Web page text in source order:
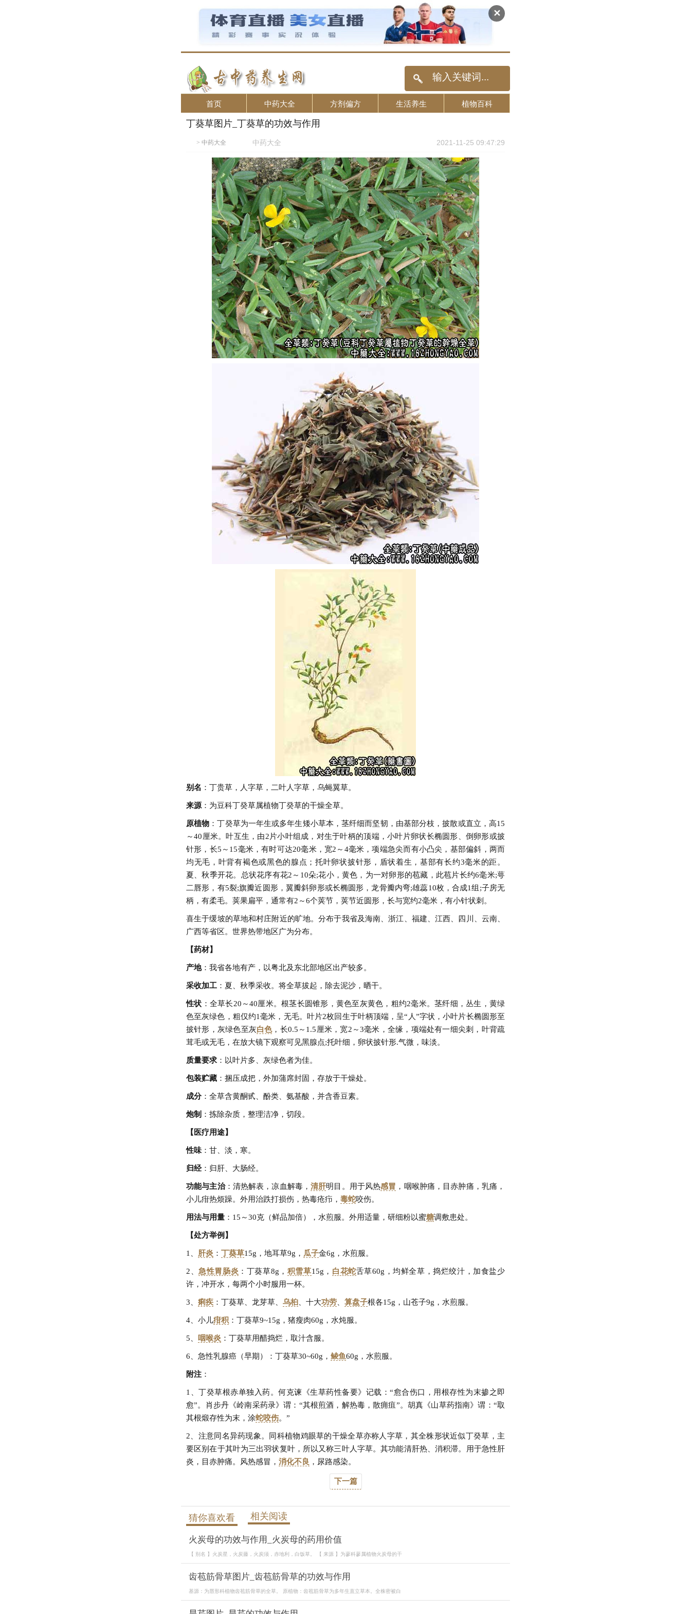
✕
首页 中药大全 方剂偏方 生活养生 植物百科
丁葵草图片_丁葵草的功效与作用
> 中药大全 中药大全 2021-11-25 09:47:29
别名 ：丁贵草，人字草，二叶人字草，乌蝇翼草。
来源 ：为豆科丁癸草属植物丁癸草的干燥全草。
原植物 ：丁癸草为一年生或多年生矮小草本，茎纤细而坚韧，由基部分枝，披散或直立，高15
～40厘米。叶互生，由2片小叶组成，对生于叶柄的顶端，小叶片卵状长椭圆形、倒卵形或披
针形，长5～15毫米，有时可达20毫米，宽2～4毫米，项端急尖而有小凸尖，基部偏斜，两而
均无毛，叶背有褐色或黑色的腺点；托叶卵状披针形，盾状着生，基部有长约3毫米的距。
夏、秋季开花。总状花序有花2～10朵;花小，黄色，为一对卵形的苞藏，此苞片长约6毫米;萼
二唇形，有5裂;旗瓣近圆形，翼瓣斜卵形或长椭圆形，龙骨瓣内弯;雄蕊10枚，合成1组;子房无
柄，有柔毛。荚果扁平，通常有2～6个荚节，荚节近圆形，长与宽约2毫米，有小针状刺。
喜生于缓坡的草地和村庄附近的旷地。分布于我省及海南、浙江、福建、江西、四川、云南、
广西等省区。世界热带地区广为分布。
【药材】
产地：我省各地有产，以粤北及东北部地区出产较多。
采收加工 ：夏、秋季采收。将全草拔起，除去泥沙，晒干。
性状 ：全草长20～40厘米。根茎长圆锥形，黄色至灰黄色，粗约2毫米。茎纤细，丛生，黄绿
色至灰绿色，粗仅约1毫米，无毛。叶片2枚回生于叶柄顶端，呈“人”字状，小叶片长椭圆形至
披针形，灰绿色至灰白色，长0.5～1.5厘米，宽2～3毫米，全缘，项端处有一细尖刺，叶背疏
茸毛或无毛，在放大镜下观察可见黑腺点;托叶细，卵状披针形.气微，味淡。
质量要求 ：以叶片多、灰绿色者为佳。
包装贮藏 ：捆压成把，外加蒲席封固，存放于干燥处。
成分：全草含黄酮甙、酚类、氨基酸，并含香豆素。
炮制 ：拣除杂质，整理洁净，切段。
【医疗用途】
性味 ：甘、淡，寒。
归经：归肝、大肠经。
功能与主治：清热解表，凉血解毒， 清肝明目。用于风热感冒 ，咽喉肿痛，目赤肿痛，乳痛，
小儿疳热烦躁。外用治跌打损伤，热毒疮疖， 毒蛇咬伤。
用法与用量 ：15～30克（鲜品加倍），水煎服。外用适量，研细粉以蜜糖调敷患处。
【处方举例】
1、 肝炎 ： 丁葵草15g，地耳草9g， 瓜子金6g，水煎服。
2、急性胃肠炎 ：丁葵草8g， 积雪草15g， 白花蛇舌草60g，均鲜全草，捣烂绞汁，加食盐少
许，冲开水，每两个小时服用一杯。
3、 痢疾 ：丁葵草、龙芽草、 乌桕 、十大功劳 算盘子根各15g，山苍子9g，水煎服。
4、小儿疳积 ：丁葵草9~15g，猪瘦肉60g，水炖服。
5、 咽喉炎 ：丁葵草用醋捣烂，取汁含服。
6、急性乳腺癌（早期）：丁葵草30~60g， 鲮鱼60g，水煎服。
附注 ：
1、丁癸草根赤单独入药。何克谏《生草药性备要》记载：“愈合伤口，用根存性为末掺之即
愈”。肖步丹《岭南采药录》谓：“其根煎酒，解热毒，散痈疽”。胡真《山草药指南》谓：“取
其根煅存性为末，涂蛇咬伤。”
2、注意同名异药现象。同科植物鸡眼草的干燥全草亦称人字草，其全株形状近似丁癸草，主
要区别在于其叶为三出羽状复叶，所以又称三叶人字草。其功能清肝热、消积滞。用于急性肝
炎，目赤肿痛。风热感冒， 消化不良 ，尿路感染。
下一篇
猜你喜欢看 相关阅读
火炭母的功效与作用_火炭母的药用价值
【 别名 】火炭星，火炭藤，火炭须，赤地利，白饭草。 【 来源 】为蓼科蓼属植物火炭母的干
齿苞筋骨草图片_齿苞筋骨草的功效与作用
基源：为唇形科植物齿苞筋骨草的全草。 原植物：齿苞筋骨草为多年生直立草本。全株密被白